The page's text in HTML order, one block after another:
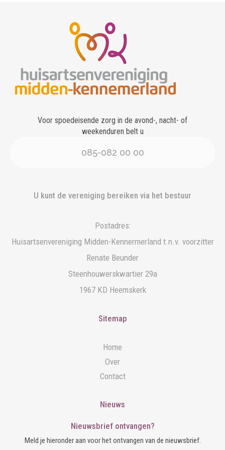
Voor spoedeisende zorg in de avond-, nacht- of
weekenduren belt u
085-082 00 00
U kunt de vereniging bereiken via het bestuur
Postadres:
Huisartsenvereniging Midden-Kennermerland t.n.v. voorzitter
Renate Beunder
Steenhouwerskwartier 29a
1967 KD Heemskerk
Sitemap
Home
Over
Contact
Nieuws
Nieuwsbrief ontvangen?
Meld je hieronder aan voor het ontvangen van de nieuwsbrief.